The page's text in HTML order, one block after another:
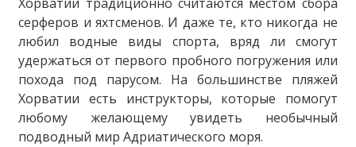
Хорватии традиционно считаются местом сбора
серферов и яхтсменов. И даже те, кто никогда не
любил водные виды спорта, вряд ли смогут
удержаться от первого пробного погружения или
похода под парусом. На большинстве пляжей
Хорватии есть инструкторы, которые помогут
любому желающему увидеть необычный
подводный мир Адриатического моря.